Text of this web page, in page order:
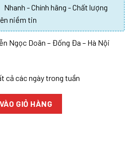
Nhanh - Chính hãng - Chất lượng
niềm tin
Ngọc Doãn – Đống Đa – Hà Nội
cả các ngày trong tuần
GIỎ HÀNG